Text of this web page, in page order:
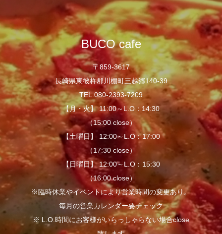
BUCO cafe
〒859-3617
長崎県東彼杵郡川棚町三越郷140-39
TEL.080-2393-7209
【月・火】 11:00～L.O：14:30
（15:00 close）
【土曜日】 12:00～L.O：17:00
（17:30 close）
【日曜日】 12:00～L.O：15:30
（16:00 close）
※臨時休業やイベントにより営業時間の変更あり。
毎月の営業カレンダー要チェック
※ L.O.時間にお客様がいらっしゃらない場合close